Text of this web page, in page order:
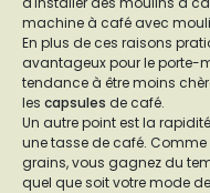
machine à café avec
En plus de ces raisons
avantageux pour le porte-
tendance à être moins
les capsules de café.
Un autre point est la
une tasse de café.
grains, vous gagnez du
quel que soit votre mode